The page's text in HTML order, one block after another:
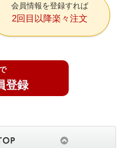
会員情報を登録すれば
2回目以降楽々注文
登録